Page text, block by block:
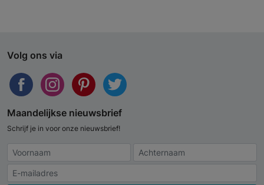
Volg ons via
Maandelijkse nieuwsbrief
Schrijf je in voor onze nieuwsbrief!